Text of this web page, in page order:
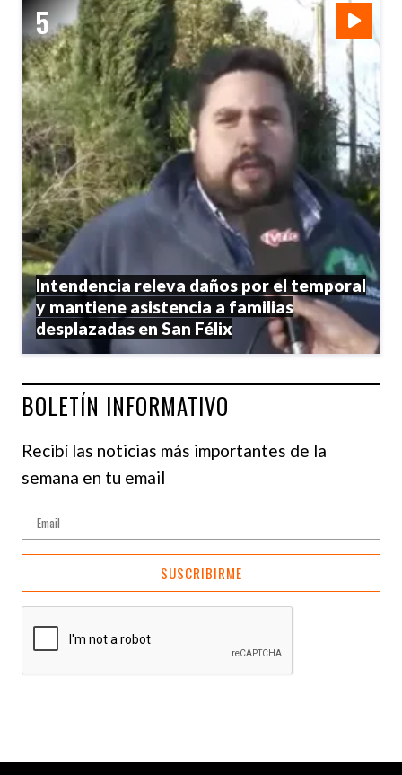
Intendencia releva daños por el temporal
y mantiene asistencia a familias
desplazadas en San Félix
BOLETÍN INFORMATIVO
Recibí las noticias más importantes de la
semana en tu email
SUSCRIBIRME